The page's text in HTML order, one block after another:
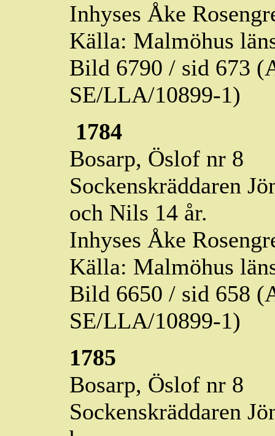
Inhyses Åke
Källa: Malmöhus
Bild 6790 / sid 673
SE/LLA/10899-1)
1784
Bosarp, Öslof nr 8
Sockenskräddaren
och Nils 14 år.
Inhyses Åke
Källa: Malmöhus
Bild 6650 / sid 658
SE/LLA/10899-1)
1785
Bosarp, Öslof nr 8
Sockenskräddaren